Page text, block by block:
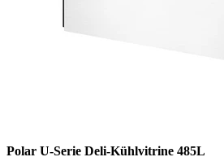
Polar U-Serie Deli-Kühlvitrine 485L